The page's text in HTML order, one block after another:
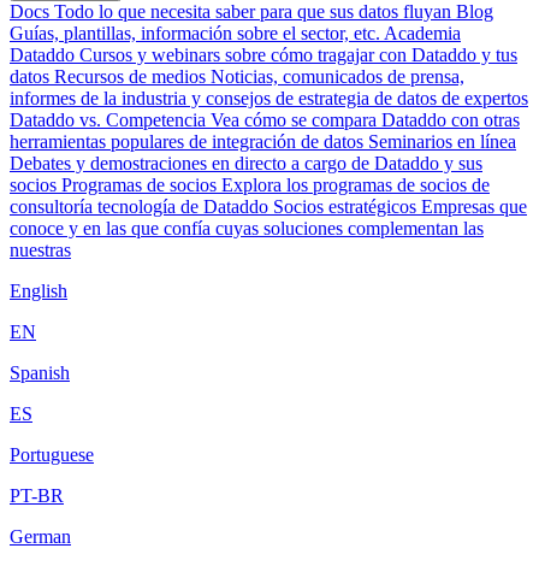
Docs Todo lo que necesita saber para que sus datos fluyan Blog
Guías, plantillas, información sobre el sector, etc. Academia
Dataddo Cursos y webinars sobre cómo tragajar con Dataddo y tus
datos Recursos de medios Noticias, comunicados de prensa,
informes de la industria y consejos de estrategia de datos de expertos
Dataddo vs. Competencia Vea cómo se compara Dataddo con otras
herramientas populares de integración de datos Seminarios en línea
Debates y demostraciones en directo a cargo de Dataddo y sus
socios Programas de socios Explora los programas de socios de
consultoría tecnología de Dataddo Socios estratégicos Empresas que
conoce y en las que confía cuyas soluciones complementan las
nuestras
English
EN
Spanish
ES
Portuguese
PT-BR
German